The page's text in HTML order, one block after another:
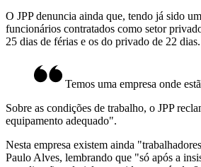
O JPP denuncia ainda que, tendo já sido
funcionários contratados como setor
25 dias de férias e os do privado de 22
Temos uma empresa onde
Sobre as condições de trabalho, o JPP
equipamento adequado".
Nesta empresa existem ainda
Paulo Alves, lembrando que "só após a